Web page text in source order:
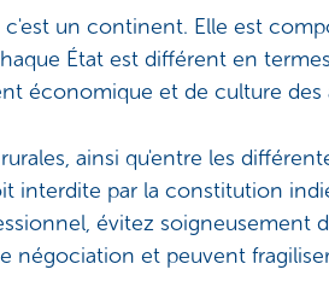
un continent. Elle est
État est différent en
économique et de culture des
ainsi qu'entre les
interdite par la constitution
évitez soigneusement
négociation et peuvent